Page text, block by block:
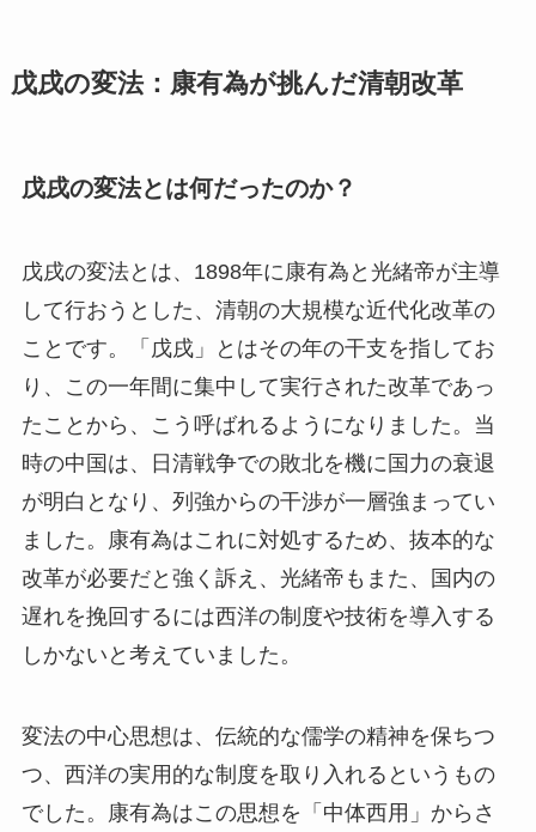
戊戌の変法：康有為が挑んだ清朝改革
戊戌の変法とは何だったのか？
戊戌の変法とは、1898年に康有為と光緒帝が主導
して行おうとした、清朝の大規模な近代化改革の
ことです。「戊戌」とはその年の干支を指してお
り、この一年間に集中して実行された改革であっ
たことから、こう呼ばれるようになりました。当
時の中国は、日清戦争での敗北を機に国力の衰退
が明白となり、列強からの干渉が一層強まってい
ました。康有為はこれに対処するため、抜本的な
改革が必要だと強く訴え、光緒帝もまた、国内の
遅れを挽回するには西洋の制度や技術を導入する
しかないと考えていました。
変法の中心思想は、伝統的な儒学の精神を保ちつ
つ、西洋の実用的な制度を取り入れるというもの
でした。康有為はこの思想を「中体西用」からさ